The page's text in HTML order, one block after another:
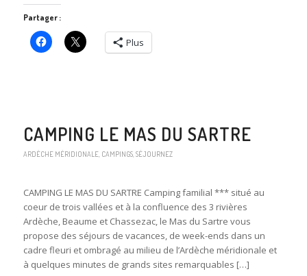
Partager :
Plus
CAMPING LE MAS DU SARTRE
ARDÈCHE MÉRIDIONALE, CAMPINGS, SÉJOURNEZ
CAMPING LE MAS DU SARTRE Camping familial *** situé au
coeur de trois vallées et à la confluence des 3 rivières
Ardèche, Beaume et Chassezac, le Mas du Sartre vous
propose des séjours de vacances, de week-ends dans un
cadre fleuri et ombragé au milieu de l’Ardèche méridionale et
à quelques minutes de grands sites remarquables […]